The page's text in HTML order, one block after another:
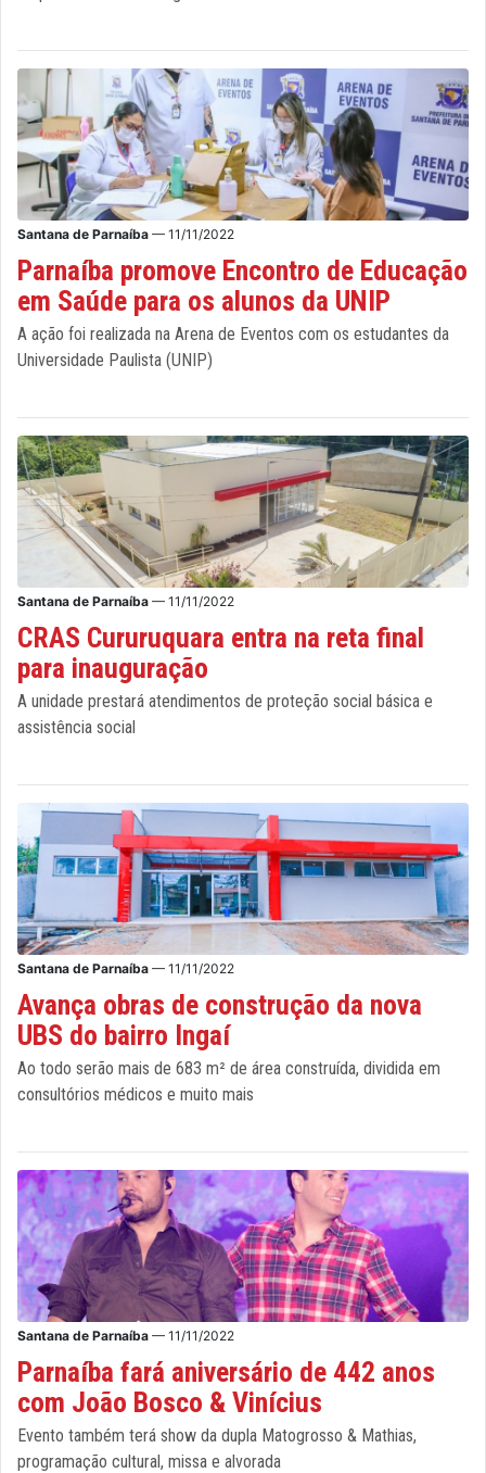
Santana de Parnaíba — 11/11/2022
Parnaíba promove Encontro de Educação
em Saúde para os alunos da UNIP
A ação foi realizada na Arena de Eventos com os estudantes da
Universidade Paulista (UNIP)
Santana de Parnaíba — 11/11/2022
CRAS Cururuquara entra na reta final
para inauguração
A unidade prestará atendimentos de proteção social básica e
assistência social
Santana de Parnaíba — 11/11/2022
Avança obras de construção da nova
UBS do bairro Ingaí
Ao todo serão mais de 683 m² de área construída, dividida em
consultórios médicos e muito mais
Santana de Parnaíba — 11/11/2022
Parnaíba fará aniversário de 442 anos
com João Bosco & Vinícius
Evento também terá show da dupla Matogrosso & Mathias,
programação cultural, missa e alvorada